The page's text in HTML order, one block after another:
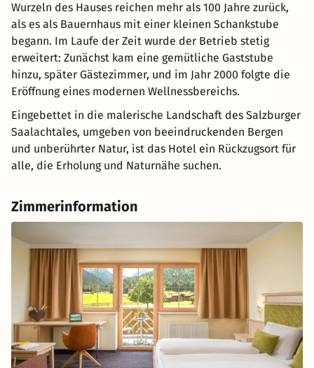
Wurzeln des Hauses reichen mehr als 100 Jahre zurück,
als es als Bauernhaus mit einer kleinen Schankstube
begann. Im Laufe der Zeit wurde der Betrieb stetig
erweitert: Zunächst kam eine gemütliche Gaststube
hinzu, später Gästezimmer, und im Jahr 2000 folgte die
Eröffnung eines modernen Wellnessbereichs.
Eingebettet in die malerische Landschaft des Salzburger
Saalachtales, umgeben von beeindruckenden Bergen
und unberührter Natur, ist das Hotel ein Rückzugsort für
alle, die Erholung und Naturnähe suchen.
Zimmerinformation